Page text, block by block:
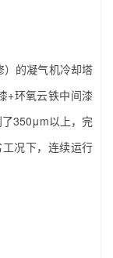
）‌的凝气机冷却塔
+环氧云铁中间漆
350μm以上，完
况下，连续运行